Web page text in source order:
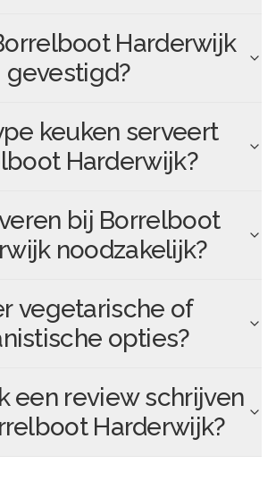
Harderwijk
gevestigd?
keuken serveert
Harderwijk?
bij Borrelboot
noodzakelijk?
vegetarische of
opties?
een review schrijven
Harderwijk?